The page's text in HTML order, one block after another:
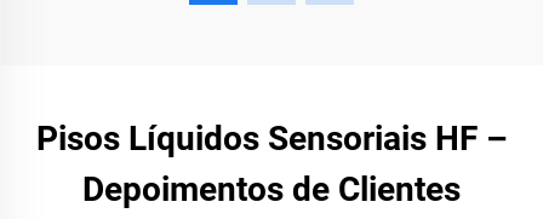
Pisos Líquidos Sensoriais HF –
Depoimentos de Clientes